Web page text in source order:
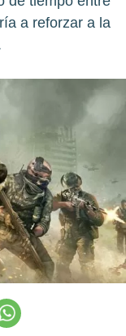
a reforzar a la